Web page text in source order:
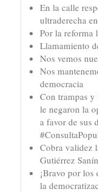
En la calle
ultraderecha
Por la reforma
Llamamiento
Nos vemos
Nos
democracia
Con trampas
le negaron la
a favor de sus
Cobra validez
Gutiérrez Sanín
¡Bravo por los
la